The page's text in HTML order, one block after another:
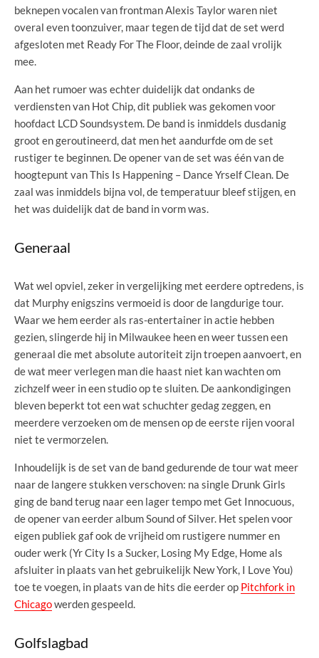
beknepen vocalen van frontman Alexis Taylor waren niet
overal even toonzuiver, maar tegen de tijd dat de set werd
afgesloten met Ready For The Floor, deinde de zaal vrolijk
mee.
Aan het rumoer was echter duidelijk dat ondanks de
verdiensten van Hot Chip, dit publiek was gekomen voor
hoofdact LCD Soundsystem. De band is inmiddels dusdanig
groot en geroutineerd, dat men het aandurfde om de set
rustiger te beginnen. De opener van de set was één van de
hoogtepunt van This Is Happening – Dance Yrself Clean. De
zaal was inmiddels bijna vol, de temperatuur bleef stijgen, en
het was duidelijk dat de band in vorm was.
Generaal
Wat wel opviel, zeker in vergelijking met eerdere optredens, is
dat Murphy enigszins vermoeid is door de langdurige tour.
Waar we hem eerder als ras-entertainer in actie hebben
gezien, slingerde hij in Milwaukee heen en weer tussen een
generaal die met absolute autoriteit zijn troepen aanvoert, en
de wat meer verlegen man die haast niet kan wachten om
zichzelf weer in een studio op te sluiten. De aankondigingen
bleven beperkt tot een wat schuchter gedag zeggen, en
meerdere verzoeken om de mensen op de eerste rijen vooral
niet te vermorzelen.
Inhoudelijk is de set van de band gedurende de tour wat meer
naar de langere stukken verschoven: na single Drunk Girls
ging de band terug naar een lager tempo met Get Innocuous,
de opener van eerder album Sound of Silver. Het spelen voor
eigen publiek gaf ook de vrijheid om rustigere nummer en
ouder werk (Yr City Is a Sucker, Losing My Edge, Home als
afsluiter in plaats van het gebruikelijk New York, I Love You)
toe te voegen, in plaats van de hits die eerder op Pitchfork in
Chicagowerden gespeeld.
Golfslagbad